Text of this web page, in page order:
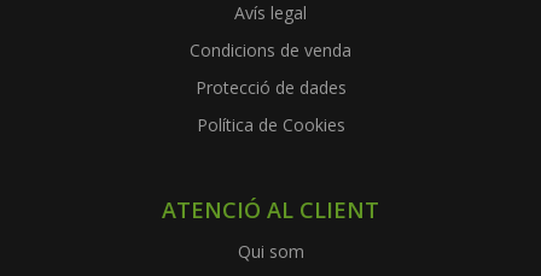
Avís legal
Condicions de venda
Protecció de dades
Política de Cookies
ATENCIÓ AL CLIENT
Qui som